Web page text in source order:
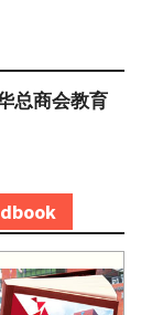
总商会教育